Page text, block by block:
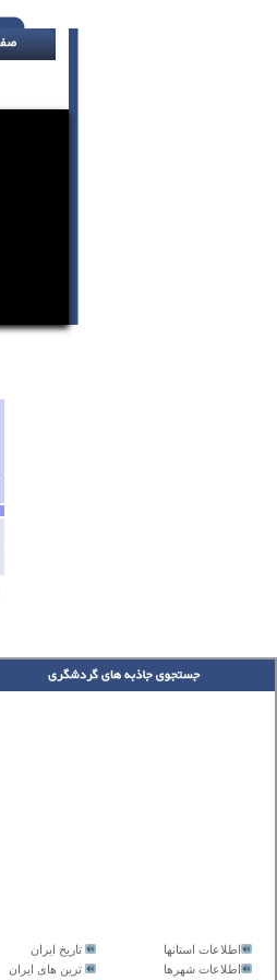
تاریخ ایران
اطلاعات استانها
ترین های ایران
اطلاعات شهرها